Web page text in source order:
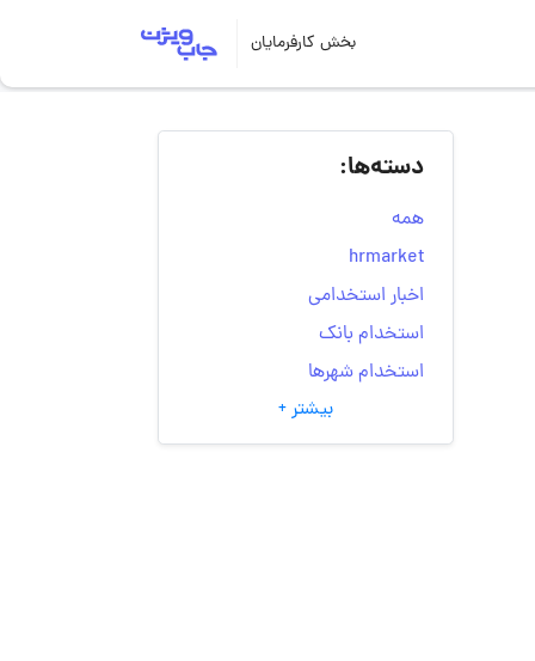
بخش کارفرمایان
دسته‌ها:
همه
hrmarket
اخبار استخدامی
استخدام بانک
استخدام شهرها
انتخاب مسیر شغلی
به‌روزرسانی‌های سایت
بیشتر +